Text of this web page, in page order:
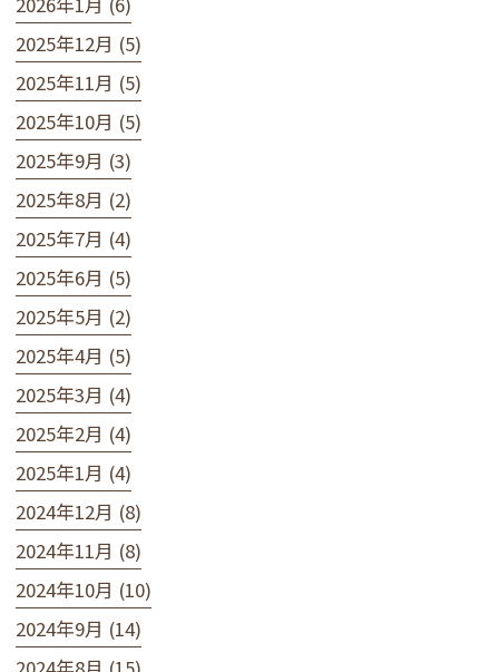
2025年12月 (5)
2025年11月 (5)
2025年10月 (5)
2025年9月 (3)
2025年8月 (2)
2025年7月 (4)
2025年6月 (5)
2025年5月 (2)
2025年4月 (5)
2025年3月 (4)
2025年2月 (4)
2025年1月 (4)
2024年12月 (8)
2024年11月 (8)
2024年10月 (10)
2024年9月 (14)